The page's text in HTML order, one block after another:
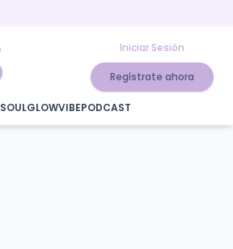
Iniciar Sesión
Regístrate ahora
SOULGLOWVIBEPODCAST